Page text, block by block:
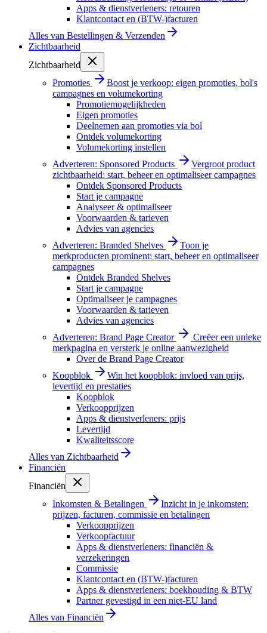
Apps & dienstverleners: retouren
Klantcontact en (BTW-)facturen
Alles van Bestellingen & Verzenden
Zichtbaarheid
Zichtbaarheid
Promoties
Boost je verkoop: eigen promoties, bol's
campagnes en volumekorting
Promotiemogelijkheden
Eigen promoties
Deelnemen aan promoties via bol
Ontdek volumekorting
Volumekorting instellen
Adverteren: Sponsored Products
Vergroot product
zichtbaarheid: start, beheer en optimaliseer campagnes
Ontdek Sponsored Products
Start je campagne
Analyseer & optimaliseer
Voorwaarden & tarieven
Advies van agencies
Adverteren: Branded Shelves
Toon je
merkproducten prominent: start, beheer en optimaliseer
campagnes
Ontdek Branded Shelves
Start je campagne
Optimaliseer je campagnes
Voorwaarden & tarieven
Advies van agencies
Adverteren: Brand Page Creator
Creëer een unieke
merkpagina en versterk je online aanwezigheid
Over de Brand Page Creator
Koopblok
Win het koopblok: invloed van prijs,
levertijd en prestaties
Koopblok
Verkoopprijzen
Apps & dienstverleners: prijs
Levertijd
Kwaliteitsscore
Alles van Zichtbaarheid
Financiën
Financiën
Inkomsten & Betalingen
Inzicht in je inkomsten:
prijzen, facturen, commissie en betalingen
Verkoopprijzen
Verkoopfactuur
Apps & dienstverleners: financiën &
verzekeringen
Commissie
Klantcontact en (BTW-)facturen
Apps & dienstverleners: boekhouding & BTW
Partner gevestigd in een niet-EU land
Alles van Financiën